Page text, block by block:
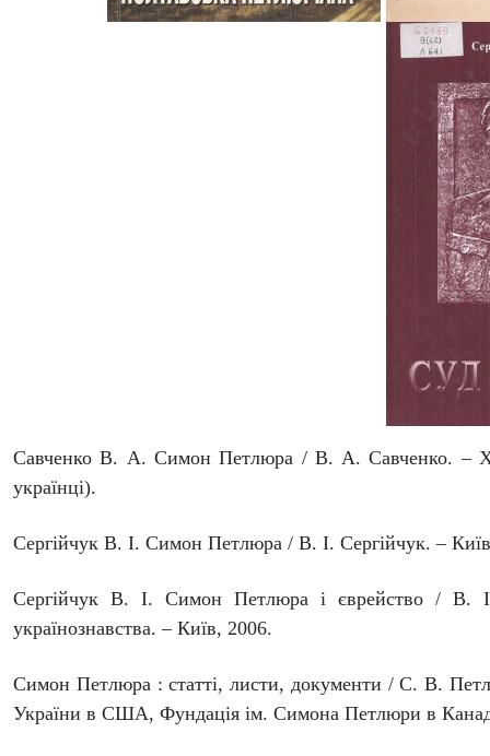
Савченко В. А. Симон Петлюра / В. А. Савченко. –
українці).
Сергійчук В. І. Симон Петлюра / В. І. Сергійчук. –
Сергійчук В. І. Симон Петлюра і єврейство / В.
українознавства. – Київ, 2006.
Симон Петлюра : статті, листи, документи / С. В.
України в США, Фундація ім. Симона Петлюри в